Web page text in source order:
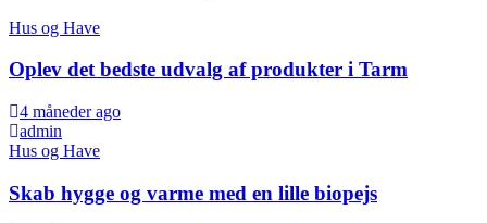
Hus og Have
Oplev det bedste udvalg af produkter i Tarm
4 måneder ago
admin
Hus og Have
Skab hygge og varme med en lille biopejs